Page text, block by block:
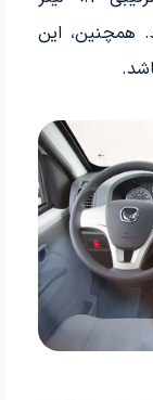
می‌کند. همچنین، این